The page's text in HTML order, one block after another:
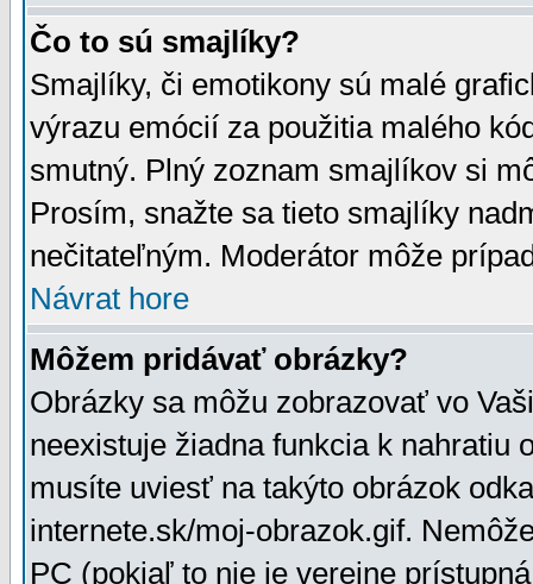
Čo to sú smajlíky?
Smajlíky, či emotikony sú malé
výrazu emócií za použitia malého
smutný. Plný zoznam smajlíkov si
Prosím, snažte sa tieto smajlíky
nečitateľným. Moderátor môže
Návrat hore
Môžem pridávať obrázky?
Obrázky sa môžu zobrazovať vo
neexistuje žiadna funkcia k nahratiu
musíte uviesť na takýto obrázok
internete.sk/moj-obrazok.gif.
PC (pokiaľ to nie je verejne